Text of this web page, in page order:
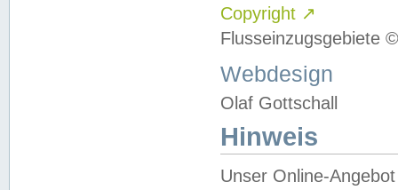
Copyright ↗
Flusseinzugsgebiete
Webdesign
Olaf Gottschall
Hinweis
Unser Online-